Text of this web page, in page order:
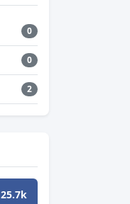
0
0
2
25.7k